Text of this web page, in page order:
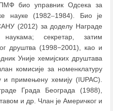
био управник Одсека за
науке (1982–1984). Био је
(2012) за доделу Награде
секретар, затим
друштва (1998−2001), као и
Уније хемијских друштава
комисије за номенклатуру
и примењену хемију (IUPAC).
Града Београда (1988),
и др. Члан је Америчког и